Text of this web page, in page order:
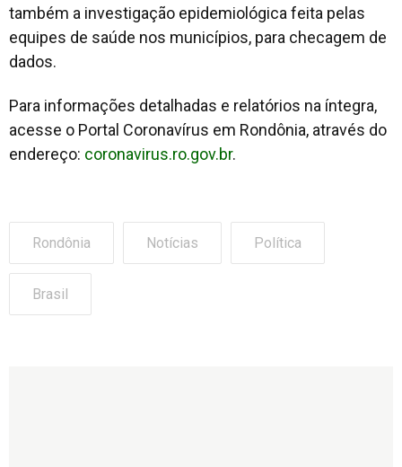
também a investigação epidemiológica feita pelas
equipes de saúde nos municípios, para checagem de
dados.
Para informações detalhadas e relatórios na íntegra,
acesse o Portal Coronavírus em Rondônia, através do
endereço: coronavirus.ro.gov.br.
Rondônia Notícias Política
Brasil